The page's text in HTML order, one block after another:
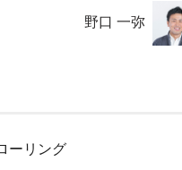
野口 一弥
ーリング